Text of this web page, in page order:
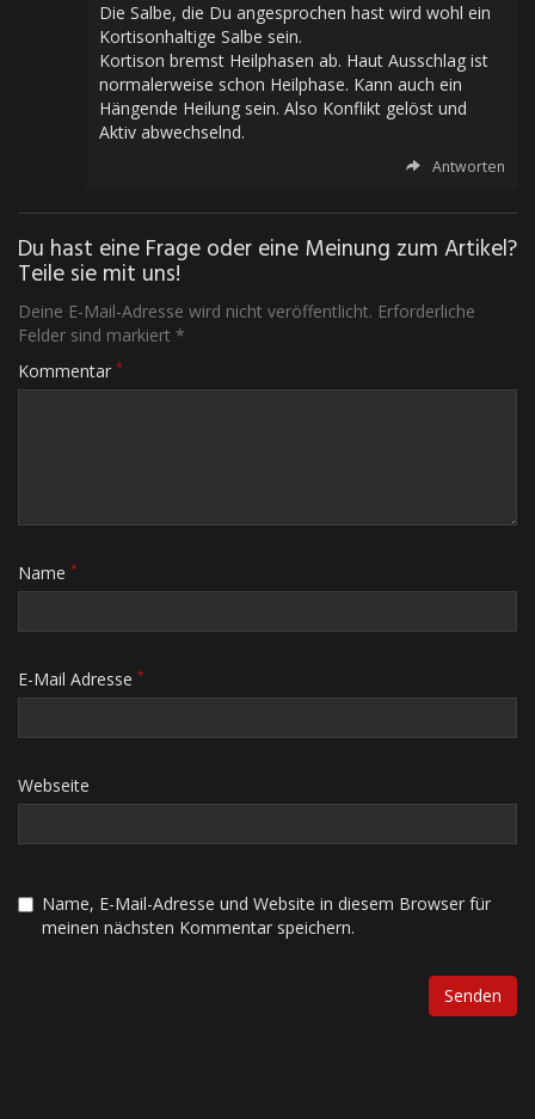
Die Salbe, die Du angesprochen hast wird wohl ein
Kortisonhaltige Salbe sein.
Kortison bremst Heilphasen ab. Haut Ausschlag ist
normalerweise schon Heilphase. Kann auch ein
Hängende Heilung sein. Also Konflikt gelöst und
Aktiv abwechselnd.
Antworten
Du hast eine Frage oder eine Meinung zum Artikel?
Teile sie mit uns!
Deine E-Mail-Adresse wird nicht veröffentlicht. Erforderliche
Felder sind markiert *
Kommentar *
Name *
E-Mail Adresse *
Webseite
Name, E-Mail-Adresse und Website in diesem Browser für
meinen nächsten Kommentar speichern.